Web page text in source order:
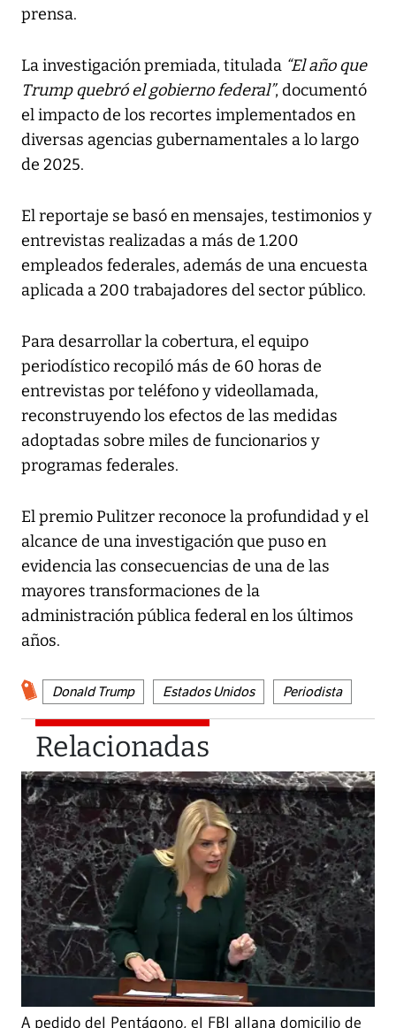
prensa.
La investigación premiada, titulada “El año que
Trump quebró el gobierno federal”, documentó
el impacto de los recortes implementados en
diversas agencias gubernamentales a lo largo
de 2025.
El reportaje se basó en mensajes, testimonios y
entrevistas realizadas a más de 1.200
empleados federales, además de una encuesta
aplicada a 200 trabajadores del sector público.
Para desarrollar la cobertura, el equipo
periodístico recopiló más de 60 horas de
entrevistas por teléfono y videollamada,
reconstruyendo los efectos de las medidas
adoptadas sobre miles de funcionarios y
programas federales.
El premio Pulitzer reconoce la profundidad y el
alcance de una investigación que puso en
evidencia las consecuencias de una de las
mayores transformaciones de la
administración pública federal en los últimos
años.
Donald Trump Estados Unidos Periodista
Relacionadas
A pedido del Pentágono, el FBI allana domicilio de